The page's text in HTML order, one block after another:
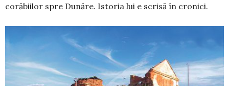
coră­biilor spre Dunăre. Istoria lui e scrisă în cronici.